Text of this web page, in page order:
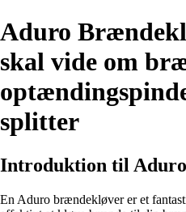
Aduro
skal vide om
splitter
Introduktion til
En Aduro brændekløver er et